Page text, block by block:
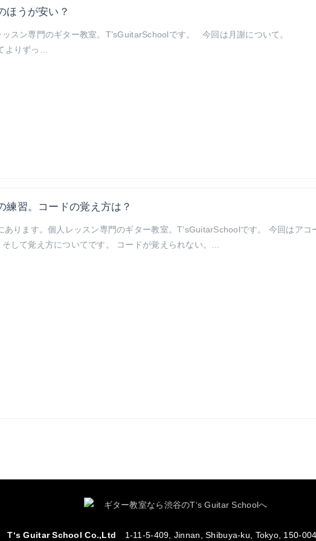
ほうが安い？
スン専門のギター教室。T’sGuitarSchoolです。 今回は月謝について。
よりずっ…
練習。コードの覚え方は？
あります。個人レッスン専門のギター教室。T’sGuitarSchoolです。 今回はアコ
して覚え方についてです。 コードが覚えられない。…
T‘s Guitar School Co.,Ltd 1-11-5-409, Jinnan, Shibuya-ku, Tokyo, 150-